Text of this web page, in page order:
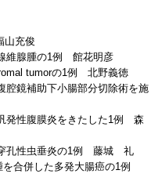
充俊
維腺腫の1例 館花明彦
tumorの1例 北野義徳
鏡補助下小腸部分切除術を施
発性腹膜炎をきたした1例 森
孔性虫垂炎の1例 藤城 礼
合併した多発大腸癌の1例